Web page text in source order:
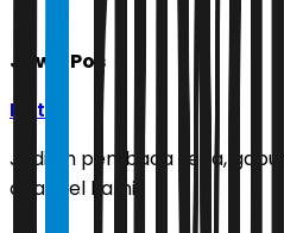
Jawa Pos
Ikuti
Jadilah pembaca setia,
channel kami!